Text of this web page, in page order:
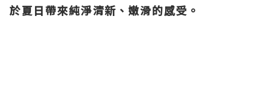
於夏日帶來純淨清新、嫩滑的感受。